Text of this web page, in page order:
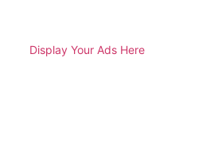
Display Your Ads Here